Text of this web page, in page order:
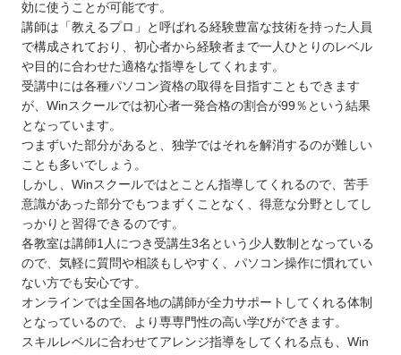
効に使うことが可能です。
講師は「教えるプロ」と呼ばれる経験豊富な技術を持った人員
で構成されており、初心者から経験者まで一人ひとりのレベル
や目的に合わせた適格な指導をしてくれます。
受講中には各種パソコン資格の取得を目指すこともできます
が、Winスクールでは初心者一発合格の割合が99％という結果
となっています。
つまずいた部分があると、独学ではそれを解消するのが難しい
ことも多いでしょう。
しかし、Winスクールではとことん指導してくれるので、苦手
意識があった部分でもつまずくことなく、得意な分野としてし
っかりと習得できるのです。
各教室は講師1人につき受講生3名という少人数制となっている
ので、気軽に質問や相談もしやすく、パソコン操作に慣れてい
ない方でも安心です。
オンラインでは全国各地の講師が全力サポートしてくれる体制
となっているので、より専専門性の高い学びができます。
スキルレベルに合わせてアレンジ指導をしてくれる点も、Win